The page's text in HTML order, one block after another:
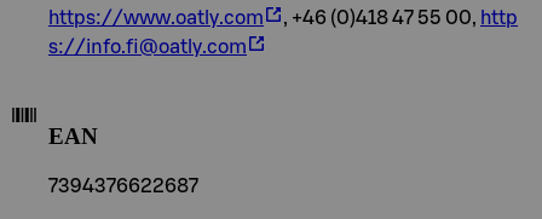
https://www.oatly.com
, +46 (0)418 47 55 00, http
s://info.fi@oatly.com
EAN
7394376622687